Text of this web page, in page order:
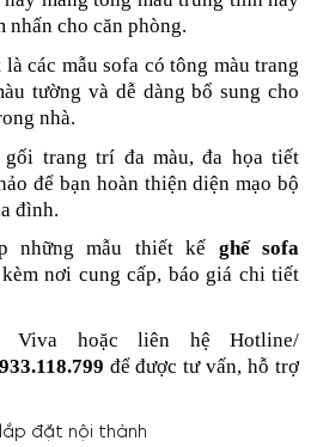
nhấn cho căn phòng.
các mẫu sofa có tông màu trang
tường và dễ dàng bổ sung cho
nhà.
gối trang trí đa màu, đa họa tiết
để bạn hoàn thiện diện mạo bộ
đình.
những mẫu thiết kế ghế sofa
nơi cung cấp, báo giá chi tiết
Viva hoặc liên hệ Hotline/
để được tư vấn, hỗ trợ
đặt nội thành